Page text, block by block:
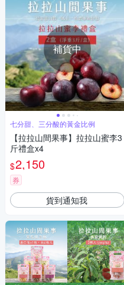
補貨中
七分甜、三分酸的黃金比例
【拉拉山間果事】拉拉山蜜李3
斤禮盒x4
$2,150
券
貨到通知我